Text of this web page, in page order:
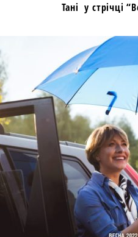
Тані у стрічці